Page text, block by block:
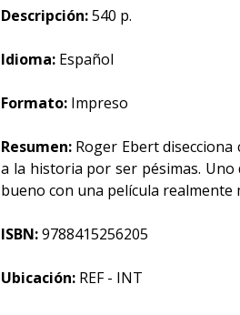
Descripción:540 p.
Idioma: Español
Formato: Impreso
Resumen: Roger Ebert
a la historia por ser pésimas.
bueno con una película realmente
ISBN:9788415256205
Ubicación: REF - INT